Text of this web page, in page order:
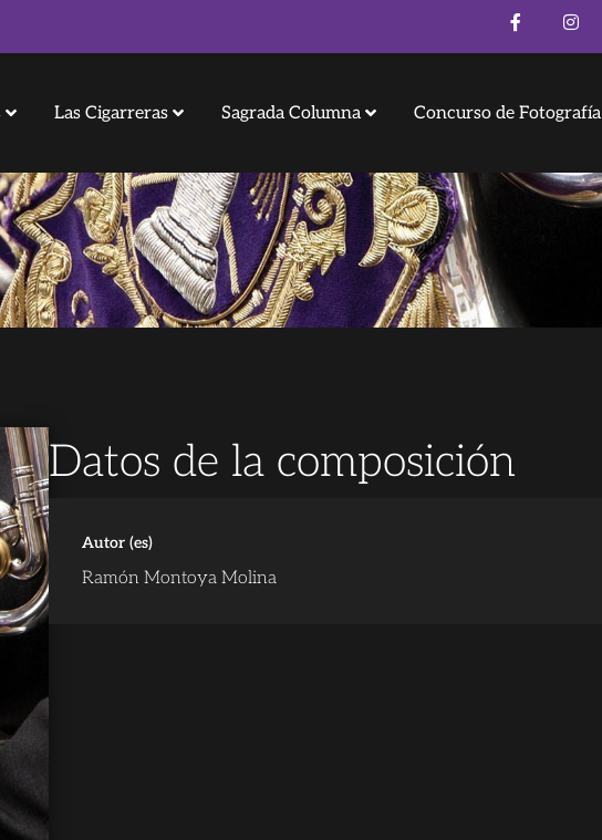
Las Cigarreras Sagrada Columna Concurso de Fotografía
Datos de la composición
Autor (es)
Ramón Montoya Molina